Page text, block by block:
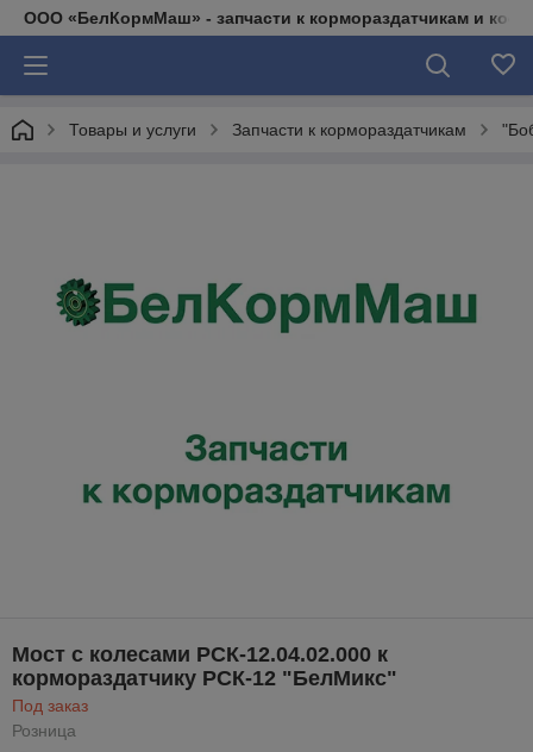
ООО «БелКормМаш» - запчасти к кормораздатчикам и
Товары и услуги Запчасти к кормораздатчикам
Мост с колесами РСК-12.04.02.000 к
кормораздатчику РСК-12 "БелМикс"
Под заказ
Розница